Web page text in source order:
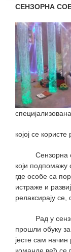
СЕНЗОРНА
којој се
Сензорна
који
где особе са
истраже и
релаксирају се,
Рад у
прошли обуку
јесте сам
команде већ се